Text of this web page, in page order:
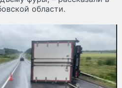
области.